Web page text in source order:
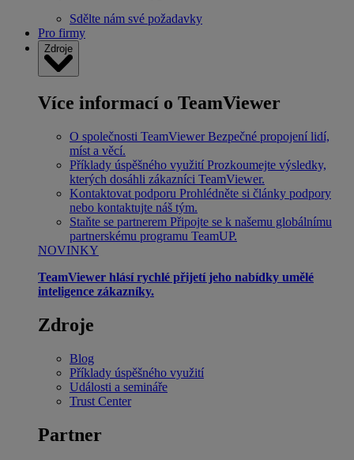
Sdělte nám své požadavky
Pro firmy
Zdroje
Více informací o TeamViewer
O společnosti TeamViewer Bezpečné propojení lidí,
míst a věcí.
Příklady úspěšného využití Prozkoumejte výsledky,
kterých dosáhli zákazníci TeamViewer.
Kontaktovat podporu Prohlédněte si články podpory
nebo kontaktujte náš tým.
Staňte se partnerem Připojte se k našemu globálnímu
partnerskému programu TeamUP.
NOVINKY
TeamViewer hlásí rychlé přijetí jeho nabídky umělé
inteligence zákazníky.
Zdroje
Blog
Příklady úspěšného využití
Události a semináře
Trust Center
Partner